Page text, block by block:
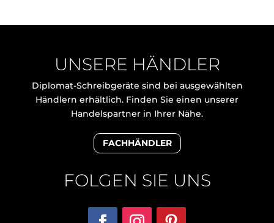
UNSERE HÄNDLER
Diplomat-Schreibgeräte sind bei ausgewählten
Händlern erhältlich. Finden Sie einen unserer
Handelspartner in Ihrer Nähe.
FACHHÄNDLER
FOLGEN SIE UNS